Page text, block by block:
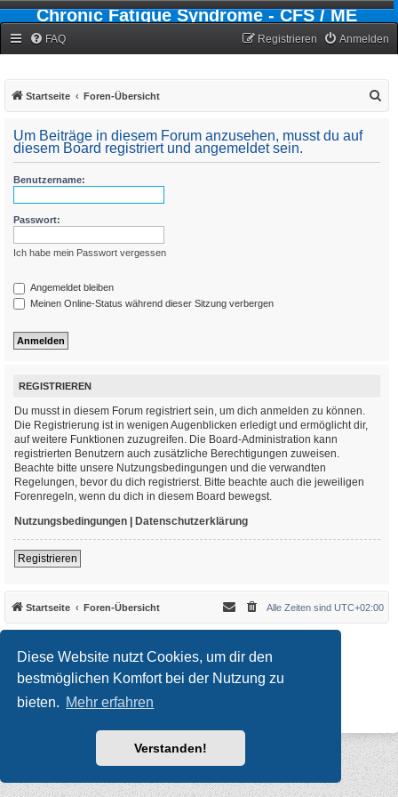
Diese Website nutzt Cookies, um dir den
bestmöglichen Komfort bei der Nutzung zu
bieten. Mehr erfahren
Verstanden!
Chronic Fatigue Syndrome - CFS / ME
FAQ Anmelden
Registrieren
Startseite Foren-Übersicht
Um Beiträge in diesem Forum anzusehen, musst du auf
diesem Board registriert und angemeldet sein.
Benutzername:
Passwort:
Ich habe mein Passwort vergessen
Angemeldet bleiben
Meinen Online-Status während dieser Sitzung verbergen
REGISTRIEREN
Du musst in diesem Forum registriert sein, um dich anmelden zu können.
Die Registrierung ist in wenigen Augenblicken erledigt und ermöglicht dir,
auf weitere Funktionen zuzugreifen. Die Board-Administration kann
registrierten Benutzern auch zusätzliche Berechtigungen zuweisen.
Beachte bitte unsere Nutzungsbedingungen und die verwandten
Regelungen, bevor du dich registrierst. Bitte beachte auch die jeweiligen
Forenregeln, wenn du dich in diesem Board bewegst.
Nutzungsbedingungen | Datenschutzerklärung
Registrieren
Startseite Foren-Übersicht Alle Zeiten sind UTC+02:00
Updated to 3.3.x by
MannixMD
*Style version: 3.4.10
Powered byphpBB ® Forum Software © phpBB Limited
Datenschutz